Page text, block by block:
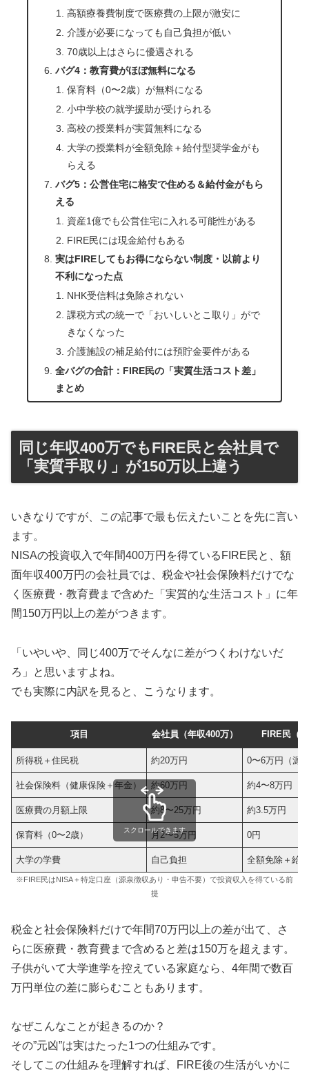
高額療養費制度で医療費の上限が激安に
介護が必要になっても自己負担が低い
70歳以上はさらに優遇される
バグ4：教育費がほぼ無料になる
保育料（0〜2歳）が無料になる
小中学校の就学援助が受けられる
高校の授業料が実質無料になる
大学の授業料が全額免除＋給付型奨学金がも
らえる
バグ5：公営住宅に格安で住める＆給付金がもら
える
資産1億でも公営住宅に入れる可能性がある
FIRE民には現金給付もある
実はFIREしてもお得にならない制度・以前より
不利になった点
NHK受信料は免除されない
課税方式の統一で「おいしいとこ取り」がで
きなくなった
介護施設の補足給付には預貯金要件がある
全バグの合計：FIRE民の「実質生活コスト差」
まとめ
同じ年収400万でもFIRE民と会社員で
「実質手取り」が150万以上違う
いきなりですが、この記事で最も伝えたいことを先に言い
ます。
NISAの投資収入で年間400万円を得ているFIRE民と、額
面年収400万円の会社員では、税金や社会保険料だけでな
く医療費・教育費まで含めた「実質的な生活コスト」に年
間150万円以上の差がつきます。
「いやいや、同じ400万でそんなに差がつくわけないだ
ろ」と思いますよね。
でも実際に内訳を見ると、こうなります。
項目 会社員（年収400万） FIRE民（
所得税＋住民税 約20万円 0〜6万円（源
社会保険料（健康保険＋年金） 約60万円 約4〜8万円
医療費の月額上限 約8〜25万円 約3.5万円
保育料（0〜2歳） 月2〜5万円 0円
大学の学費 自己負担 全額免除＋給
スクロールできます
※FIRE民はNISA＋特定口座（源泉徴収あり・申告不要）で投資収入を得ている前
提
税金と社会保険料だけで年間70万円以上の差が出て、さ
らに医療費・教育費まで含めると差は150万を超えます。
子供がいて大学進学を控えている家庭なら、4年間で数百
万円単位の差に膨らむこともあります。
なぜこんなことが起きるのか？
その”元凶”は実はたった1つの仕組みです。
そしてこの仕組みを理解すれば、FIRE後の生活がいかに